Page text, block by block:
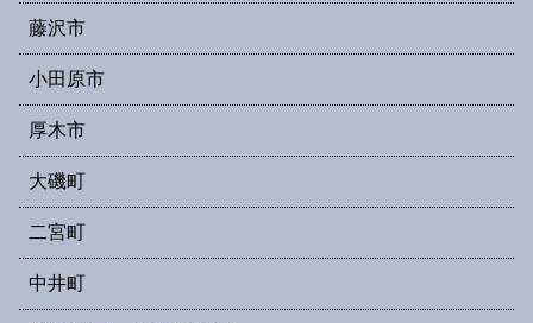
藤沢市
小田原市
厚木市
大磯町
二宮町
中井町